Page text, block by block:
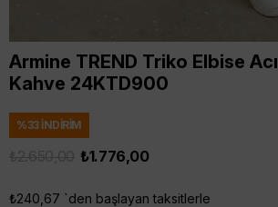
Armine TREND Triko Elbise Acı
Kahve 24KTD900
%33İNDIRIM
₺1.776,00
₺240,67 `den başlayan taksitlerle